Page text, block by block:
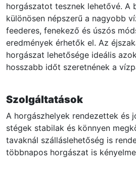
horgászatot tesznek lehetővé. A
különösen népszerű a nagyobb
feederes, fenekező és úszós
eredmények érhetők el. Az
horgászat lehetősége ideális
hosszabb időt szeretnének a
Szolgáltatások
A horgászhelyek rendezettek és
stégek stabilak és könnyen
tavaknál szálláslehetőség is
többnapos horgászat is